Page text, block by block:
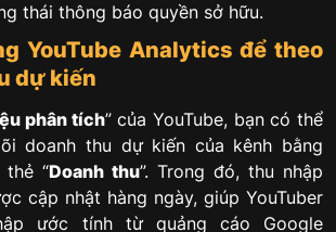
thái thông báo quyền sở hữu.
YouTube Analytics để theo
dự kiến
phân tích” của YouTube, bạn có thể
doanh thu dự kiến của kênh bằng
thẻ “Doanh thu”. Trong đó, thu nhập
cập nhật hàng ngày, giúp YouTuber
ước tính từ quảng cáo Google